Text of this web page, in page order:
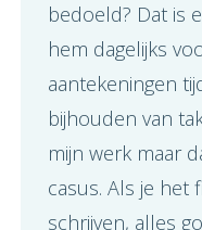
bedoeld? Dat is
hem dagelijks
aantekeningen
bijhouden van
mijn werk maar
casus. Als je het
schrijven, alles